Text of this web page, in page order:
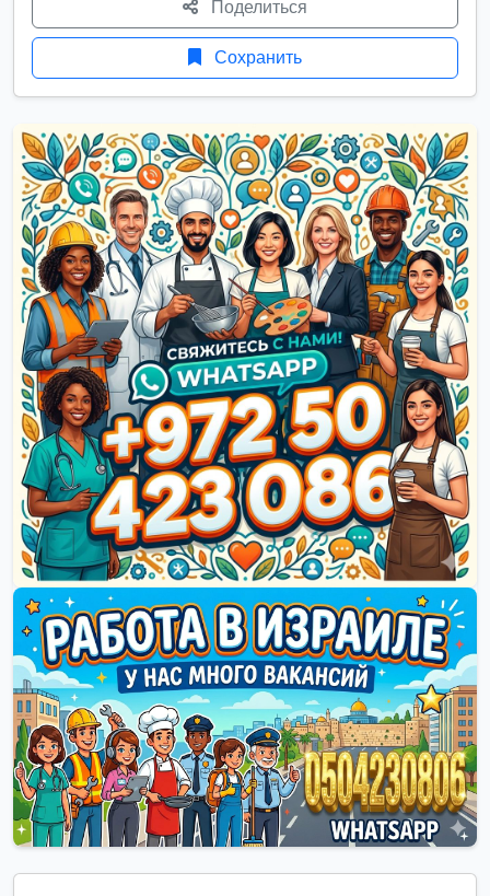
Поделиться
Сохранить